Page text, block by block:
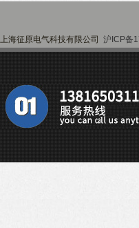
上海征原电气科技有限公司 沪ICP备